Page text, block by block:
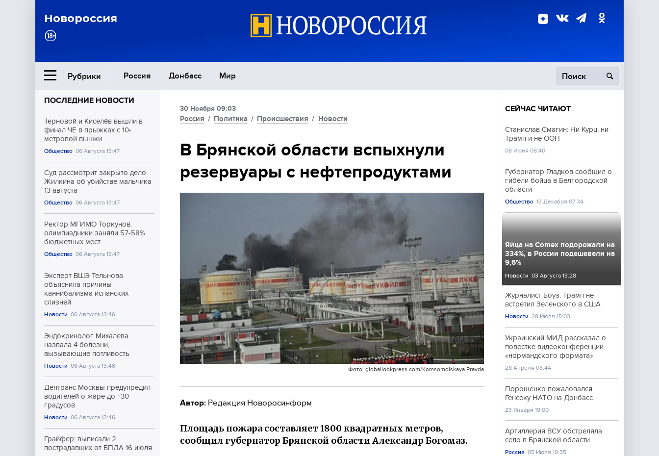
Новороссия
Рубрики Россия Донбасс Мир
Ближний Восток Политика
Общество
Экономика
Происшествия
Культура
Спорт
ПОСЛЕДНИЕ НОВОСТИ
Терновой и Киселёв вышли в
финал ЧЕ в прыжках с 10-
метровой вышки
Общество 06 Августа 13:47
Суд рассмотрит закрыто дело
Жилкина об убийстве мальчика
13 августа
Общество 06 Августа 13:47
Ректор МГИМО Торкунов:
олимпиадники заняли 57-58%
бюджетных мест
Общество 06 Августа 13:47
Эксперт ВШЭ Тельнова
объяснила причины
каннибализма испанских
слизней
Новости 06 Августа 13:46
Эндокринолог Михалева
назвала 4 болезни,
вызывающие потливость
Новости 06 Августа 13:46
Дептранс Москвы предупредил
водителей о жаре до +30
градусов
Новости 06 Августа 13:46
Грайфер: выписали 2
пострадавших от БПЛА 16 июля
30 Ноября 09:03
Россия / Политика / Происшествия / Новости
В Брянской области вспыхнули
резервуары с нефтепродуктами
Фото: globallookpress.com/Komsomolskaya Pravda
Автор: Редакция Новоросинформ
Площадь пожара составляет 1800 квадратных метров,
сообщил губернатор Брянской области Александр Богомаз.
СЕЙЧАС ЧИТАЮТ
Станислав Смагин: Ни Курц, ни
Трамп и не ООН
08 Июня 08:40
Губернатор Гладков сообщил о
гибели бойца в Белгородской
области
Общество 13 Декабря 07:34
Яйца на Comex подорожали на
334%, в России подешевели на
9,6%
Новости 03 Августа 13:28
Журналист Боуз: Трамп не
встретил Зеленского в США
Новости 28 Июля 15:03
Украинский МИД рассказал о
повестке видеоконференции
«нормандского формата»
28 Апреля 08:44
Порошенко пожаловался
Генсеку НАТО на Донбасс
23 Января 19:00
Артиллерия ВСУ обстреляла
село в Брянской области
Россия 05 Июля 10:35